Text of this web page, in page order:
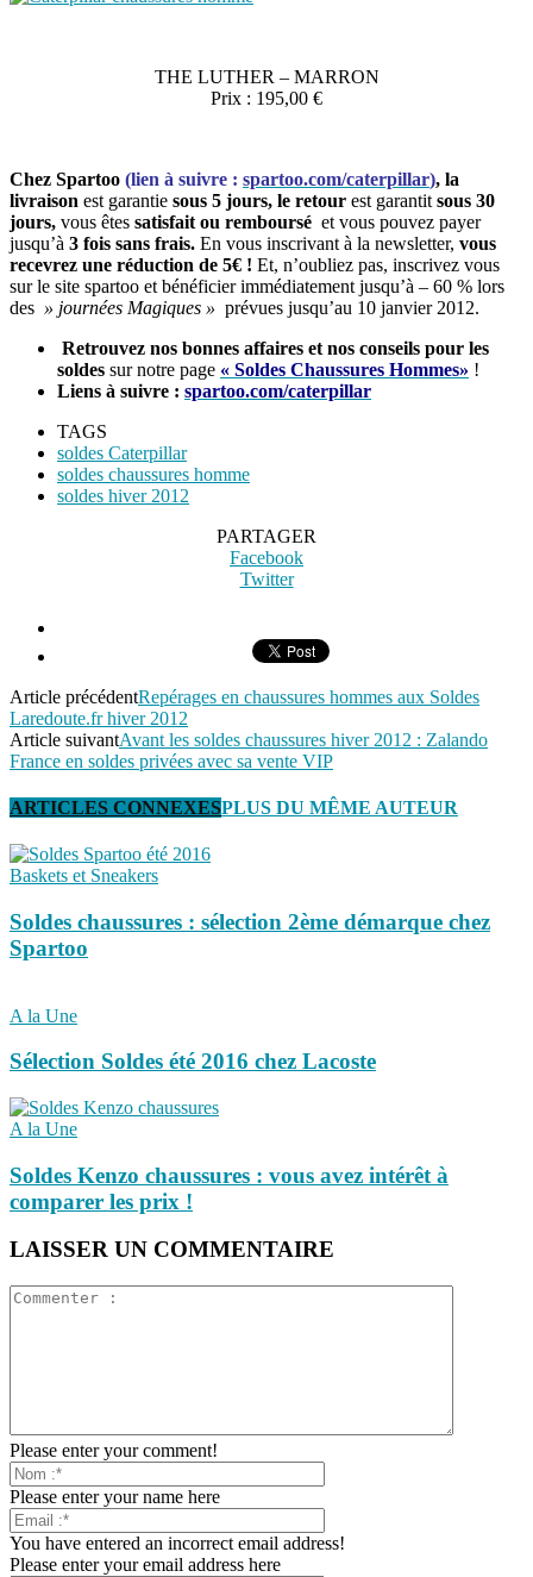
THE LUTHER – MARRON
Prix : 195,00 €
Chez Spartoo (lien à suivre : spartoo.com/caterpillar), la
livraison est garantie sous 5 jours, le retour est garantit sous 30
jours, vous êtes satisfait ou remboursé et vous pouvez payer
jusqu’à 3 fois sans frais. En vous inscrivant à la newsletter, vous
recevrez une réduction de 5€ ! Et, n’oubliez pas, inscrivez vous
sur le site spartoo et bénéficier immédiatement jusqu’à – 60 % lors
des » journées Magiques » prévues jusqu’au 10 janvier 2012.
Retrouvez nos bonnes affaires et nos conseils pour les
soldes sur notre page « Soldes Chaussures Hommes» !
Liens à suivre : spartoo.com/caterpillar
TAGS
soldes Caterpillar
soldes chaussures homme
soldes hiver 2012
PARTAGER
Facebook
Twitter
Article précédentRepérages en chaussures hommes aux Soldes
Laredoute.fr hiver 2012
Article suivantAvant les soldes chaussures hiver 2012 : Zalando
France en soldes privées avec sa vente VIP
ARTICLES CONNEXESPLUS DU MÊME AUTEUR
Baskets et Sneakers
Soldes chaussures : sélection 2ème démarque chez
Spartoo
A la Une
Sélection Soldes été 2016 chez Lacoste
A la Une
Soldes Kenzo chaussures : vous avez intérêt à
comparer les prix !
LAISSER UN COMMENTAIRE
Please enter your comment!
Please enter your name here
You have entered an incorrect email address!
Please enter your email address here